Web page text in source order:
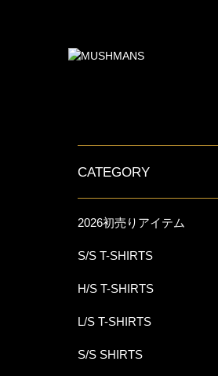
CATEGORY
2026初売りアイテム
S/S T-SHIRTS
H/S T-SHIRTS
L/S T-SHIRTS
S/S SHIRTS